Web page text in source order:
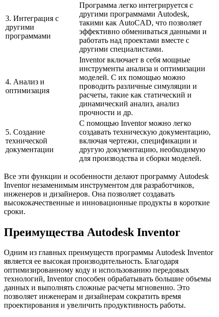
3. Интеграция с
другими
программами
Программа легко интегрируется с
другими программами Autodesk,
такими как AutoCAD, что позволяет
эффективно обмениваться данными и
работать над проектами вместе с
другими специалистами.
4. Анализ и
оптимизация
Inventor включает в себя мощные
инструменты анализа и оптимизации
моделей. С их помощью можно
проводить различные симуляции и
расчеты, такие как статический и
динамический анализ, анализ
прочности и др.
5. Создание
технической
документации
С помощью Inventor можно легко
создавать техническую документацию,
включая чертежи, спецификации и
другую документацию, необходимую
для производства и сборки моделей.
Все эти функции и особенности делают программу Autodesk
Inventor незаменимым инструментом для разработчиков,
инженеров и дизайнеров. Она позволяет создавать
высококачественные и инновационные продукты в короткие
сроки.
Преимущества Autodesk Inventor
Одним из главных преимуществ программы Autodesk Inventor
является ее высокая производительность. Благодаря
оптимизированному коду и использованию передовых
технологий, Inventor способен обрабатывать большие объемы
данных и выполнять сложные расчеты мгновенно. Это
позволяет инженерам и дизайнерам сократить время
проектирования и увеличить продуктивность работы.